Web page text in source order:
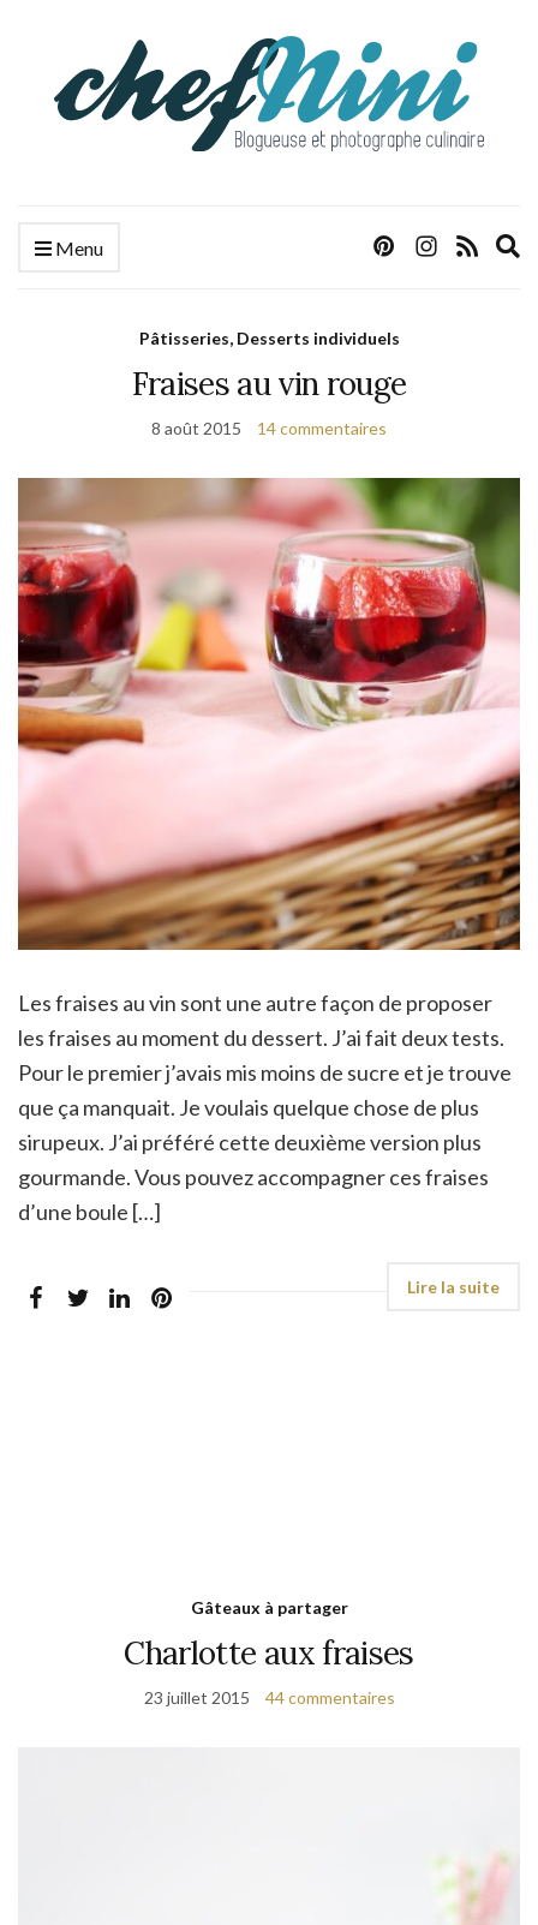
Menu
Pâtisseries, Desserts individuels
Fraises au vin rouge
8 août 2015 14 commentaires
Les fraises au vin sont une autre façon de proposer
les fraises au moment du dessert. J’ai fait deux tests.
Pour le premier j’avais mis moins de sucre et je trouve
que ça manquait. Je voulais quelque chose de plus
sirupeux. J’ai préféré cette deuxième version plus
gourmande. Vous pouvez accompagner ces fraises
d’une boule […]
Gâteaux à partager
Charlotte aux fraises
23 juillet 2015 44 commentaires